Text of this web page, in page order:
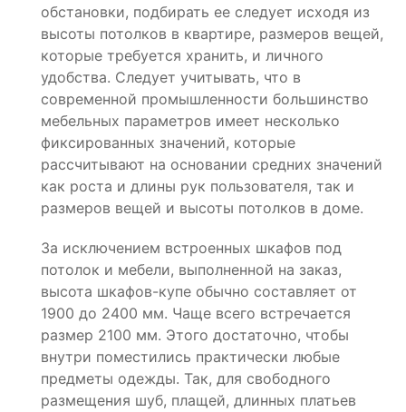
обстановки, подбирать ее следует исходя из
высоты потолков в квартире, размеров вещей,
которые требуется хранить, и личного
удобства. Следует учитывать, что в
современной промышленности большинство
мебельных параметров имеет несколько
фиксированных значений, которые
рассчитывают на основании средних значений
как роста и длины рук пользователя, так и
размеров вещей и высоты потолков в доме.
За исключением встроенных шкафов под
потолок и мебели, выполненной на заказ,
высота шкафов-купе обычно составляет от
1900 до 2400 мм. Чаще всего встречается
размер 2100 мм. Этого достаточно, чтобы
внутри поместились практически любые
предметы одежды. Так, для свободного
размещения шуб, плащей, длинных платьев